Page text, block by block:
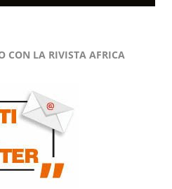
CON LA RIVISTA AFRICA